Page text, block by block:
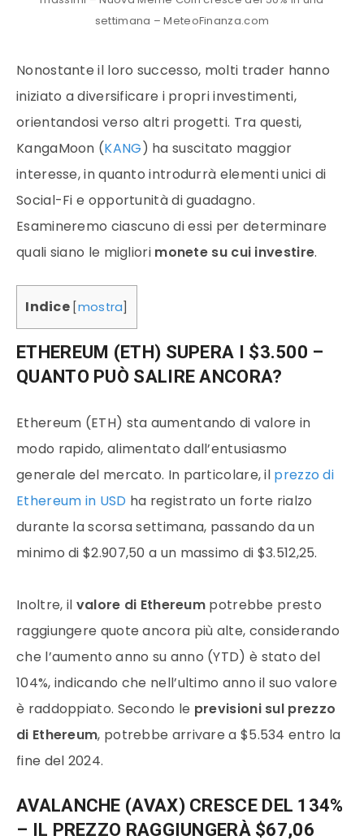
settimana – MeteoFinanza.com
Nonostante il loro successo, molti trader hanno
iniziato a diversificare i propri investimenti,
orientandosi verso altri progetti. Tra questi,
KangaMoon (KANG) ha suscitato maggior
interesse, in quanto introdurrà elementi unici di
Social-Fi e opportunità di guadagno.
Esamineremo ciascuno di essi per determinare
quali siano le migliori monete su cui investire.
Indice [mostra
ETHEREUM (ETH) SUPERA I $3.500 –
QUANTO PUÒ SALIRE ANCORA?
Ethereum (ETH) sta aumentando di valore in
modo rapido, alimentato dall’entusiasmo
generale del mercato. In particolare, il prezzo di
Ethereum in USD ha registrato un forte rialzo
durante la scorsa settimana, passando da un
minimo di $2.907,50 a un massimo di $3.512,25.
Inoltre, il valore di Ethereum potrebbe presto
raggiungere quote ancora più alte, considerando
che l’aumento anno su anno (YTD) è stato del
104%, indicando che nell’ultimo anno il suo valore
è raddoppiato. Secondo le previsioni sul prezzo
di Ethereum, potrebbe arrivare a $5.534 entro la
fine del 2024.
AVALANCHE (AVAX) CRESCE DEL 134%
– IL PREZZO RAGGIUNGERÀ $67,06